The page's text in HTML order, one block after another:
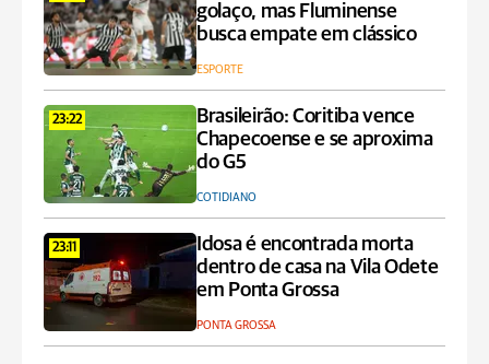
golaço, mas Fluminense
busca empate em clássico
ESPORTE
23:22
Brasileirão: Coritiba vence
Chapecoense e se aproxima
do G5
COTIDIANO
23:11
Idosa é encontrada morta
dentro de casa na Vila Odete
em Ponta Grossa
PONTA GROSSA